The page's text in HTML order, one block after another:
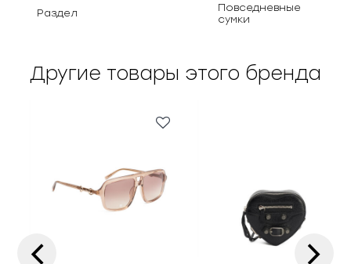
Раздел
Повседневные
сумки
Другие товары этого бренда
‹ ›